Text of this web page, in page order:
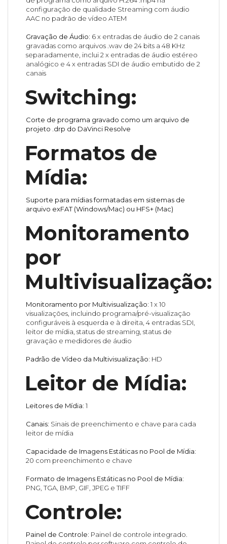
configuração de qualidade Streaming com áudio
AAC no padrão de vídeo ATEM
Gravação de Áudio: 6 x entradas de áudio de 2 canais
gravadas como arquivos .wav de 24 bits a 48 KHz
separadamente, inclui 2 x entradas de áudio estéreo
analógico e 4 x entradas SDI de áudio embutido de 2
canais
Switching:
Corte de programa gravado como um arquivo de
projeto .drp do DaVinci Resolve
Formatos de
Mídia:
Suporte para mídias formatadas em sistemas de
arquivo exFAT (Windows/Mac) ou HFS+ (Mac)
Monitoramento
por
Multivisualização:
Monitoramento por Multivisualização: 1 x 10
visualizações, incluindo programa/pré-visualização
configuráveis à esquerda e à direita, 4 entradas SDI,
leitor de mídia, status de streaming, status de
gravação e medidores de áudio
Padrão de Vídeo da Multivisualização: HD
Leitor de Mídia:
Leitores de Mídia: 1
Canais: Sinais de preenchimento e chave para cada
leitor de mídia
Capacidade de Imagens Estáticas no Pool de Mídia:
20 com preenchimento e chave
Formato de Imagens Estáticas no Pool de Mídia:
PNG, TGA, BMP, GIF, JPEG e TIFF
Controle:
Painel de Controle: Painel de controle integrado.